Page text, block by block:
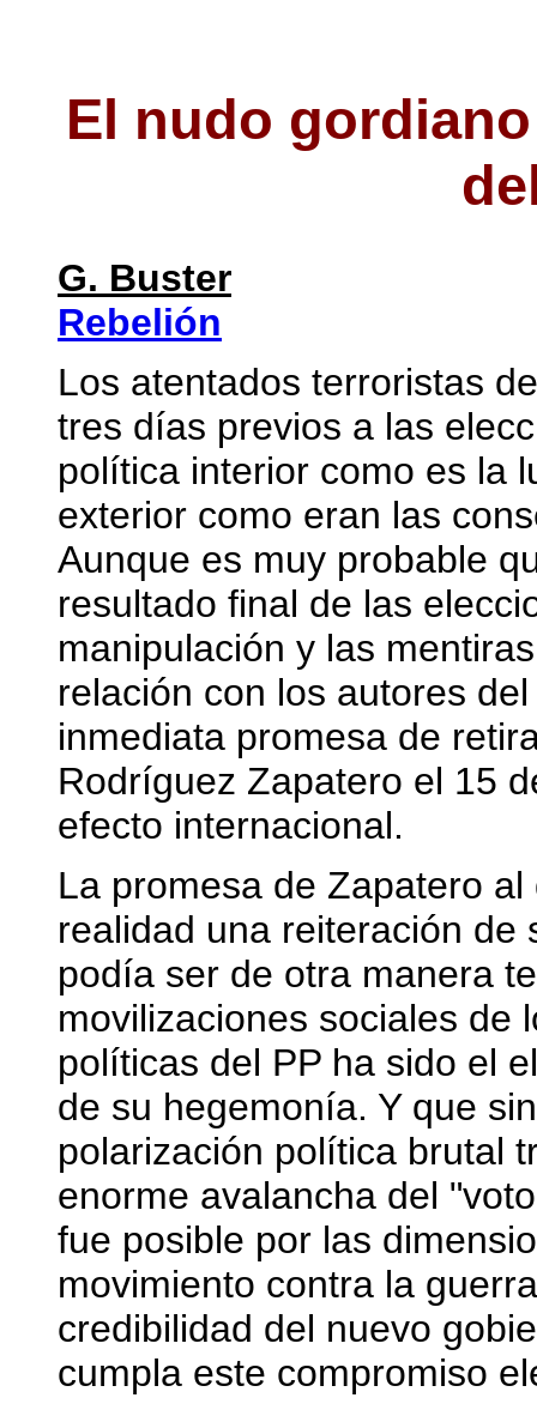
El nudo
G. Buster
Rebelión
Los atentados terroristas
tres días previos a las
política interior como es la
exterior como eran las
Aunque es muy probable
resultado final de las
manipulación y las
relación con los autores
inmediata promesa de
Rodríguez Zapatero el 15
efecto internacional.
La promesa de Zapatero
realidad una reiteración de
podía ser de otra manera
movilizaciones sociales de
políticas del PP ha sido el
de su hegemonía. Y que
polarización política brutal
enorme avalancha del
fue posible por las
movimiento contra la
credibilidad del nuevo
cumpla este compromiso